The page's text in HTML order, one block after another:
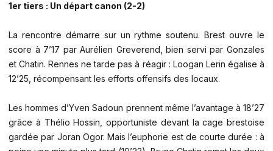
1er tiers : Un départ canon (2-2)
La rencontre démarre sur un rythme soutenu. Brest ouvre le
score à 7’17 par Aurélien Greverend, bien servi par Gonzales
et Chatin. Rennes ne tarde pas à réagir : Loogan Lerin égalise à
12’25, récompensant les efforts offensifs des locaux.
Les hommes d’Yven Sadoun prennent même l’avantage à 18’27
grâce à Thélio Hossin, opportuniste devant la cage brestoise
gardée par Joran Ogor. Mais l’euphorie est de courte durée : à